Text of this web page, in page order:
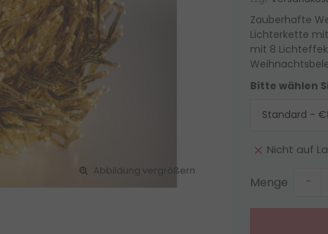
Abbildung vergrößern
Zauberhafte
Lichterkette
mit 8
Bitte wählen
Nicht auf
Menge -